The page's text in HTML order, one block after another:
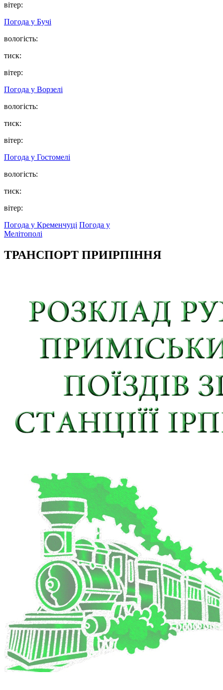
вітер:
Погода у Бучі
вологість:
тиск:
вітер:
Погода у Ворзелі
вологість:
тиск:
вітер:
Погода у Гостомелі
вологість:
тиск:
вітер:
Погода у Кременчуці Погода у
Мелітополі
ТРАНСПОРТ ПРИІРПІННЯ